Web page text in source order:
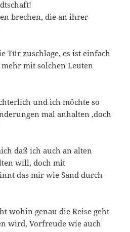
brechen, die an ihrer
Tür zuschlage, es ist einfach
mit solchen Leuten
und ich möchte so
mal anhalten ,doch
daß ich auch an alten
will, doch mit
das mir wie Sand durch
wohin genau die Reise geht
wird, Vorfreude wie auch